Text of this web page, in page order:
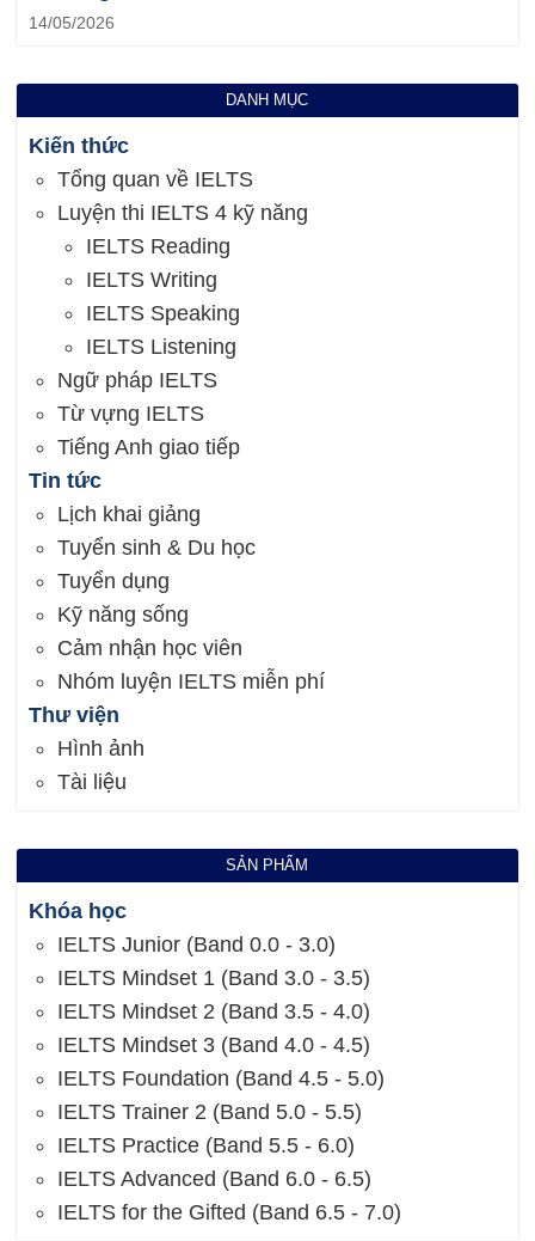
14/05/2026
DANH MỤC
Kiến thức
Tổng quan về IELTS
Luyện thi IELTS 4 kỹ năng
IELTS Reading
IELTS Writing
IELTS Speaking
IELTS Listening
Ngữ pháp IELTS
Từ vựng IELTS
Tiếng Anh giao tiếp
Tin tức
Lịch khai giảng
Tuyển sinh & Du học
Tuyển dụng
Kỹ năng sống
Cảm nhận học viên
Nhóm luyện IELTS miễn phí
Thư viện
Hình ảnh
Tài liệu
SẢN PHẨM
Khóa học
IELTS Junior (Band 0.0 - 3.0)
IELTS Mindset 1 (Band 3.0 - 3.5)
IELTS Mindset 2 (Band 3.5 - 4.0)
IELTS Mindset 3 (Band 4.0 - 4.5)
IELTS Foundation (Band 4.5 - 5.0)
IELTS Trainer 2 (Band 5.0 - 5.5)
IELTS Practice (Band 5.5 - 6.0)
IELTS Advanced (Band 6.0 - 6.5)
IELTS for the Gifted (Band 6.5 - 7.0)